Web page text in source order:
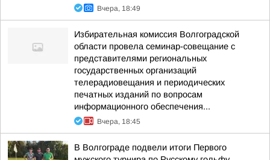
Вчера, 18:49
Избирательная комиссия Волгоградской
области провела семинар-совещание с
представителями региональных
государственных организаций
телерадиовещания и периодических
печатных изданий по вопросам
информационного обеспечения...
Вчера, 18:45
В Волгограде подвели итоги Первого